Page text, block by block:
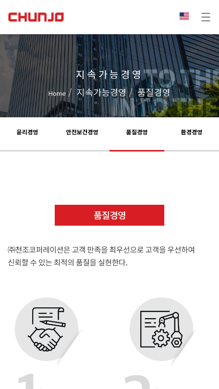
지속가능경영
Home 지속가능경영 품질경영
윤리경영 안전보건경영 품질경영 환경경영